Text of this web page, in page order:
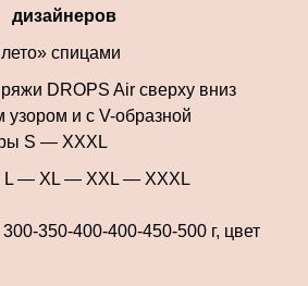
дизайнеров
спицами
DROPS Air сверху вниз
и с V-образной
S — XXXL
— XL — XXL — XXXL
350-400-400-450-500 г, цвет